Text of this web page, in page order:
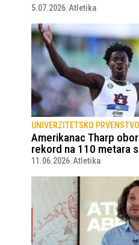
5.07.2026.Atletika
UNIVERZITETSKO
Amerikanac Tharp
rekord na 110 metara
11.06.2026.Atletika